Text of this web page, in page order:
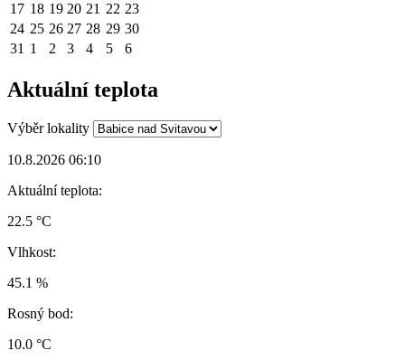
17 18 19 20 21 22 23
24 25 26 27 28 29 30
31 1 2 3 4 5 6
Aktuální teplota
Výběr lokality
10.8.2026 06:10
Aktuální teplota:
22.5 °C
Vlhkost:
45.1 %
Rosný bod:
10.0 °C